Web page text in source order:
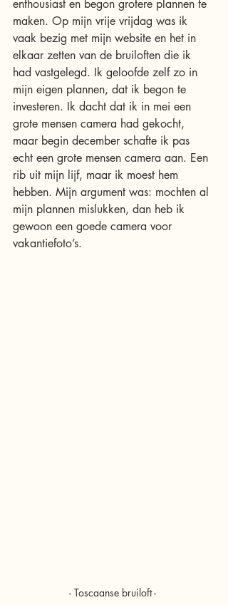
enthousiast en begon grotere plannen te
maken. Op mijn vrije vrijdag was ik
vaak bezig met mijn website en het in
elkaar zetten van de bruiloften die ik
had vastgelegd. Ik geloofde zelf zo in
mijn eigen plannen, dat ik begon te
investeren. Ik dacht dat ik in mei een
grote mensen camera had gekocht,
maar begin december schafte ik pas
echt een grote mensen camera aan. Een
rib uit mijn lijf, maar ik moest hem
hebben. Mijn argument was: mochten al
mijn plannen mislukken, dan heb ik
gewoon een goede camera voor
vakantiefoto’s.
- Toscaanse bruiloft -